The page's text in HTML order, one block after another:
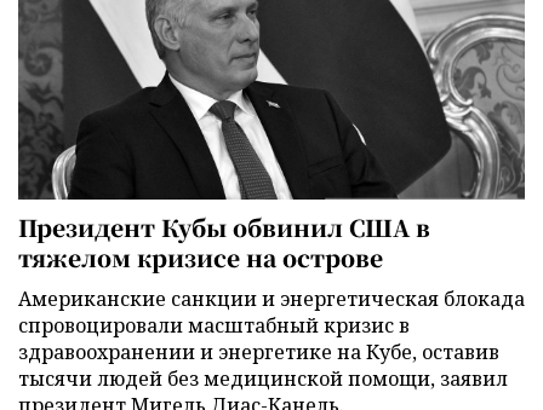
Президент Кубы обвинил США в
тяжелом кризисе на острове
Американские санкции и энергетическая блокада
спровоцировали масштабный кризис в
здравоохранении и энергетике на Кубе, оставив
тысячи людей без медицинской помощи, заявил